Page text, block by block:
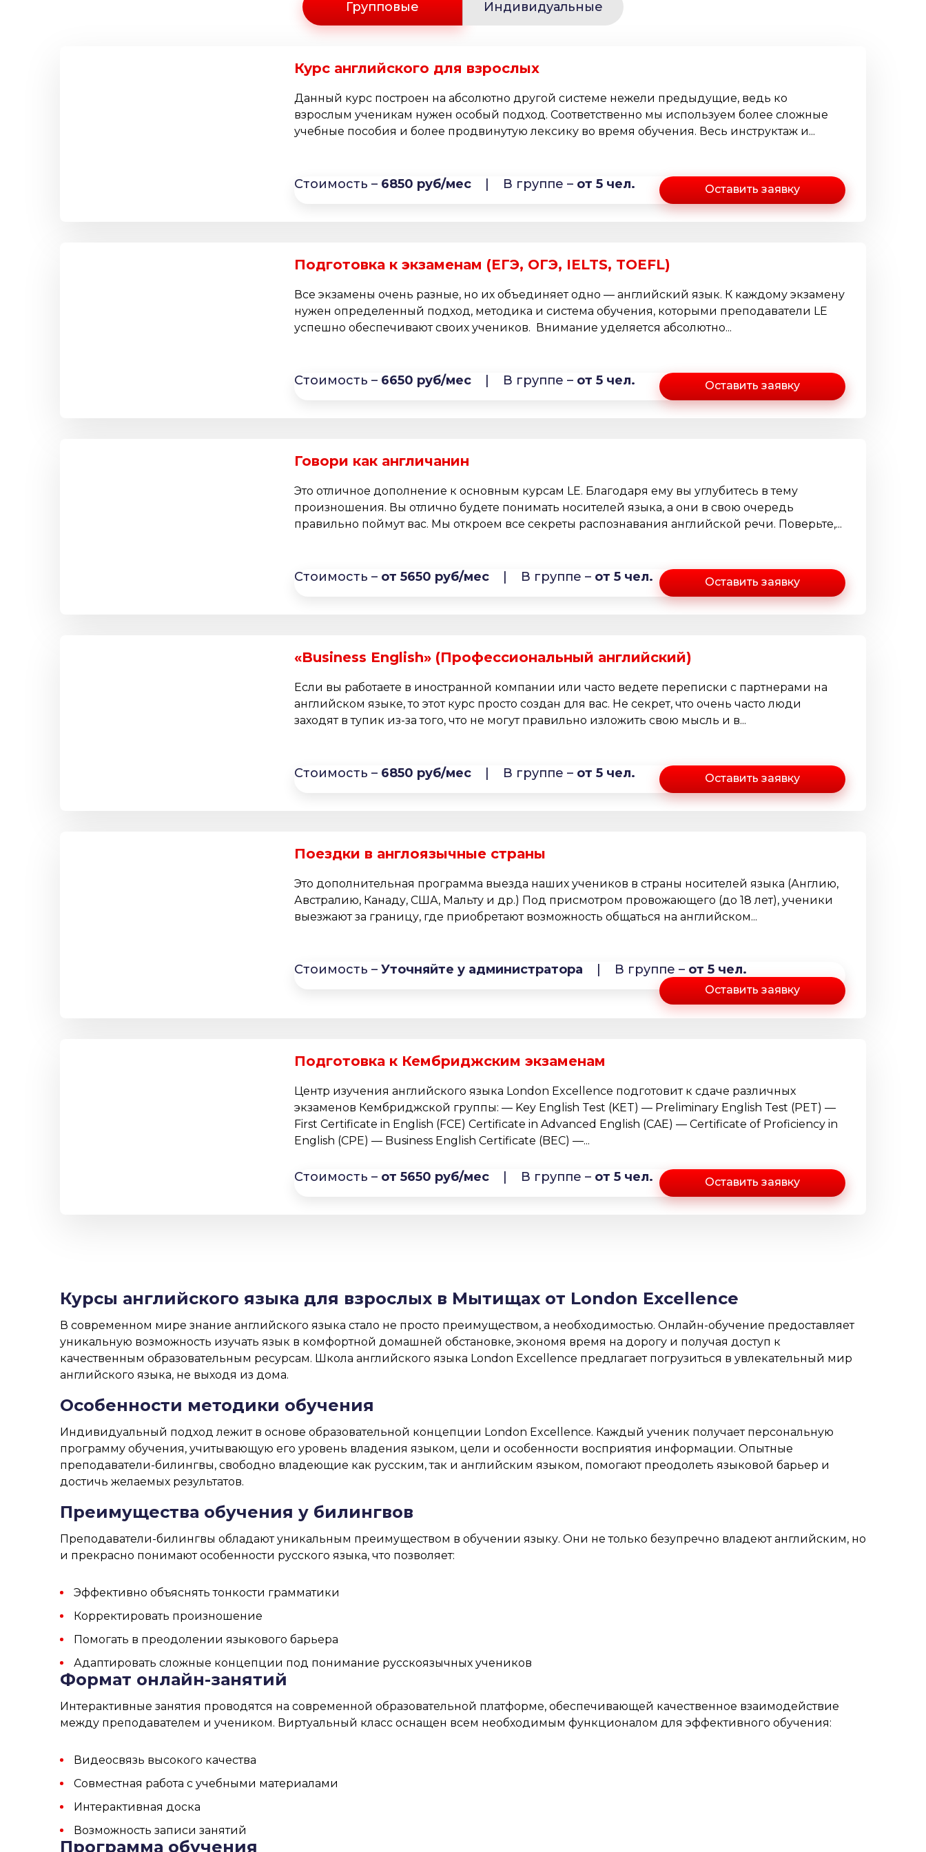
Групповые Индивидуальные
Курс английского для взрослых
Данный курс построен на абсолютно другой системе нежели предыдущие, ведь ко
взрослым ученикам нужен особый подход. Соответственно мы используем более сложные
учебные пособия и более продвинутую лексику во время обучения. Весь инструктаж и...
Стоимость – 6850 руб/мес В группе – от 5 чел. Оставить заявку
Подготовка к экзаменам (ЕГЭ, ОГЭ, IELTS, TOEFL)
Все экзамены очень разные, но их объединяет одно — английский язык. К каждому экзамену
нужен определенный подход, методика и система обучения, которыми преподаватели LE
успешно обеспечивают своих учеников. Внимание уделяется абсолютно...
Стоимость – 6650 руб/мес В группе – от 5 чел. Оставить заявку
Говори как англичанин
Это отличное дополнение к основным курсам LE. Благодаря ему вы углубитесь в тему
произношения. Вы отлично будете понимать носителей языка, а они в свою очередь
правильно поймут вас. Мы откроем все секреты распознавания английской речи. Поверьте,...
Стоимость – от 5650 руб/мес В группе – от 5 чел. Оставить заявку
«Business English» (Профессиональный английский)
Если вы работаете в иностранной компании или часто ведете переписки с партнерами на
английском языке, то этот курс просто создан для вас. Не секрет, что очень часто люди
заходят в тупик из-за того, что не могут правильно изложить свою мысль и в...
Стоимость – 6850 руб/мес В группе – от 5 чел. Оставить заявку
Поездки в англоязычные страны
Это дополнительная программа выезда наших учеников в страны носителей языка (Англию,
Австралию, Канаду, США, Мальту и др.) Под присмотром провожающего (до 18 лет), ученики
выезжают за границу, где приобретают возможность общаться на английском...
Стоимость – Уточняйте у администратора В группе – от 5 чел.
Оставить заявку
Подготовка к Кембриджским экзаменам
Центр изучения английского языка London Excellence подготовит к сдаче различных
экзаменов Кембриджской группы: — Key English Test (KET) — Preliminary English Test (PET) —
First Certificate in English (FCE) Certificate in Advanced English (CAE) — Certificate of Proficiency in
English (CPE) — Business English Certificate (BEC) —...
Стоимость – от 5650 руб/мес В группе – от 5 чел. Оставить заявку
Курсы английского языка для взрослых в Мытищах от London Excellence
В современном мире знание английского языка стало не просто преимуществом, а необходимостью. Онлайн-обучение предоставляет
уникальную возможность изучать язык в комфортной домашней обстановке, экономя время на дорогу и получая доступ к
качественным образовательным ресурсам. Школа английского языка London Excellence предлагает погрузиться в увлекательный мир
английского языка, не выходя из дома.
Особенности методики обучения
Индивидуальный подход лежит в основе образовательной концепции London Excellence. Каждый ученик получает персональную
программу обучения, учитывающую его уровень владения языком, цели и особенности восприятия информации. Опытные
преподаватели-билингвы, свободно владеющие как русским, так и английским языком, помогают преодолеть языковой барьер и
достичь желаемых результатов.
Преимущества обучения у билингвов
Преподаватели-билингвы обладают уникальным преимуществом в обучении языку. Они не только безупречно владеют английским, но
и прекрасно понимают особенности русского языка, что позволяет:
Эффективно объяснять тонкости грамматики
Корректировать произношение
Помогать в преодолении языкового барьера
Адаптировать сложные концепции под понимание русскоязычных учеников
Формат онлайн-занятий
Интерактивные занятия проводятся на современной образовательной платформе, обеспечивающей качественное взаимодействие
между преподавателем и учеником. Виртуальный класс оснащен всем необходимым функционалом для эффективного обучения:
Видеосвязь высокого качества
Совместная работа с учебными материалами
Интерактивная доска
Возможность записи занятий
Программа обучения